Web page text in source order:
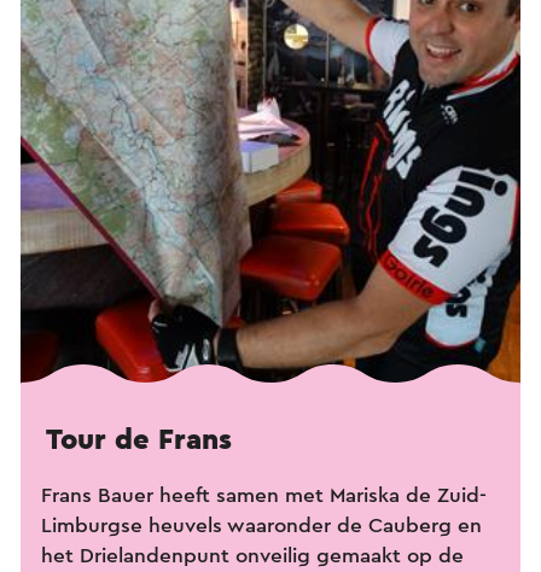
Tour de Frans
Frans Bauer heeft samen met Mariska de Zuid-
Limburgse heuvels waaronder de Cauberg en
het Drielandenpunt onveilig gemaakt op de